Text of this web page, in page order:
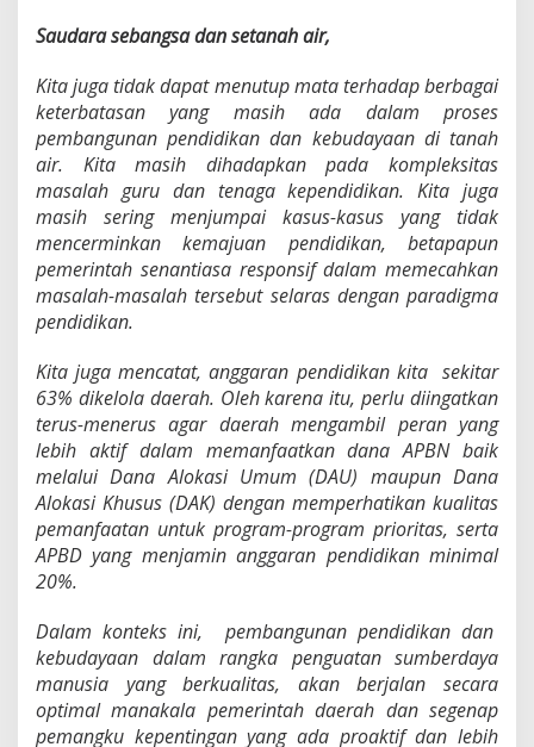
Saudara sebangsa dan setanah air,
Kita juga tidak dapat menutup mata terhadap berbagai
keterbatasan yang masih ada dalam proses
pembangunan pendidikan dan kebudayaan di tanah
air. Kita masih dihadapkan pada kompleksitas
masalah guru dan tenaga kependidikan. Kita juga
masih sering menjumpai kasus-kasus yang tidak
mencerminkan kemajuan pendidikan, betapapun
pemerintah senantiasa responsif dalam memecahkan
masalah-masalah tersebut selaras dengan paradigma
pendidikan.
Kita juga mencatat, anggaran pendidikan kita sekitar
63% dikelola daerah. Oleh karena itu, perlu diingatkan
terus-menerus agar daerah mengambil peran yang
lebih aktif dalam memanfaatkan dana APBN baik
melalui Dana Alokasi Umum (DAU) maupun Dana
Alokasi Khusus (DAK) dengan memperhatikan kualitas
pemanfaatan untuk program-program prioritas, serta
APBD yang menjamin anggaran pendidikan minimal
20%.
Dalam konteks ini, pembangunan pendidikan dan
kebudayaan dalam rangka penguatan sumberdaya
manusia yang berkualitas, akan berjalan secara
optimal manakala pemerintah daerah dan segenap
pemangku kepentingan yang ada proaktif dan lebih